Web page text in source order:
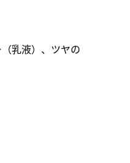
乳液）、ツヤの